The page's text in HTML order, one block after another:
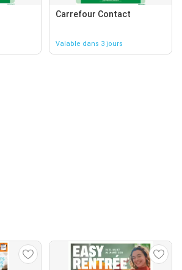
Carrefour Contact
Valable dans 3 jours